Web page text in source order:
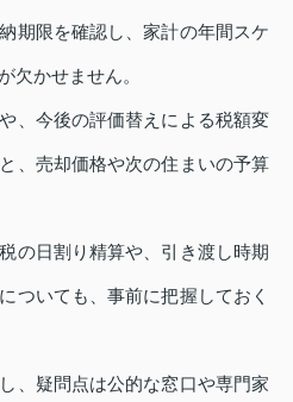
期限を確認し、家計の年間スケ
欠かせません。
、今後の評価替えによる税額変
、売却価格や次の住まいの予算
の日割り精算や、引き渡し時期
ついても、事前に把握しておく
、疑問点は公的な窓口や専門家